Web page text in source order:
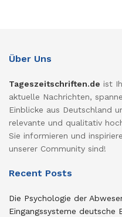
Über Uns
Tageszeitschriften.de ist
aktuelle Nachrichten,
Einblicke aus Deutschland
relevante und qualitativ
Sie informieren und
unserer Community sind!
Recent Posts
Die Psychologie der
Eingangssysteme deutsche